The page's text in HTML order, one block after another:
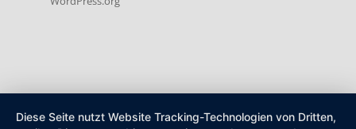
Diese Seite nutzt Website Tracking-Technologien von Dritten,